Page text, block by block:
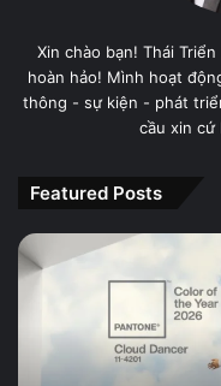
Xin chào bạn! Thái
hoàn hảo! Mình hoạt
thông - sự kiện - phát
cầu xin cứ
Featured Posts
PANTONE
11-
Màu